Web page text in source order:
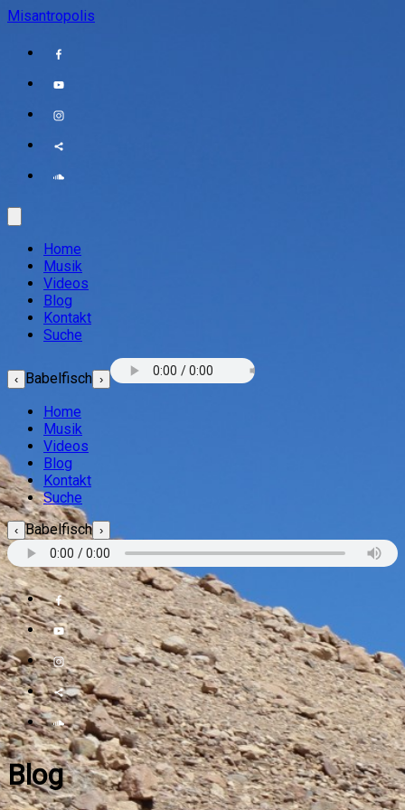
Misantropolis
Home
Musik
Videos
Blog
Kontakt
Suche
‹ Babelfisch ›
Home
Musik
Videos
Blog
Kontakt
Suche
‹ Babelfisch ›
Blog